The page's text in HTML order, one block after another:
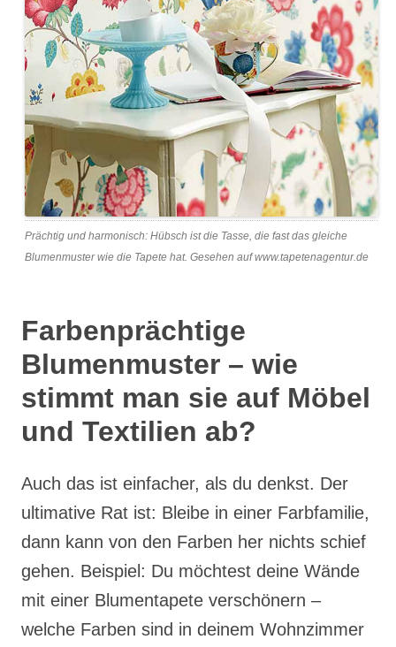
Prächtig und harmonisch: Hübsch ist die Tasse, die fast das gleiche
Blumenmuster wie die Tapete hat. Gesehen auf www.tapetenagentur.de
Farbenprächtige
Blumenmuster – wie
stimmt man sie auf Möbel
und Textilien ab?
Auch das ist einfacher, als du denkst. Der
ultimative Rat ist: Bleibe in einer Farbfamilie,
dann kann von den Farben her nichts schief
gehen. Beispiel: Du möchtest deine Wände
mit einer Blumentapete verschönern –
welche Farben sind in deinem Wohnzimmer